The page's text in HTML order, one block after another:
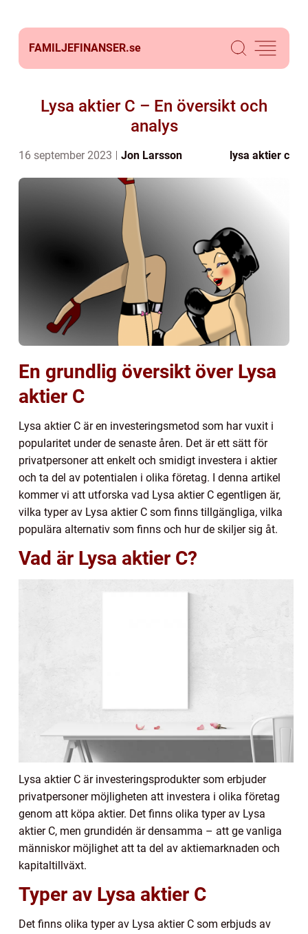
FAMILJEFINANSER.se
Lysa aktier C – En översikt och
analys
16 september 2023 Jon Larsson lysa aktier c
En grundlig översikt över Lysa
aktier C
Lysa aktier C är en investeringsmetod som har vuxit i
popularitet under de senaste åren. Det är ett sätt för
privatpersoner att enkelt och smidigt investera i aktier
och ta del av potentialen i olika företag. I denna artikel
kommer vi att utforska vad Lysa aktier C egentligen är,
vilka typer av Lysa aktier C som finns tillgängliga, vilka
populära alternativ som finns och hur de skiljer sig åt.
Vad är Lysa aktier C?
Lysa aktier C är investeringsprodukter som erbjuder
privatpersoner möjligheten att investera i olika företag
genom att köpa aktier. Det finns olika typer av Lysa
aktier C, men grundidén är densamma – att ge vanliga
människor möjlighet att ta del av aktiemarknaden och
kapitaltillväxt.
Typer av Lysa aktier C
Det finns olika typer av Lysa aktier C som erbjuds av